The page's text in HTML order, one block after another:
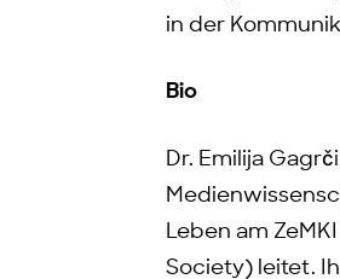
in der
Bio
Dr. Emilija
Leben am
Society) leitet.